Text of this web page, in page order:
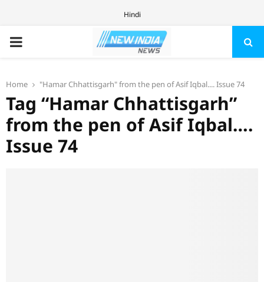
Hindi
PRIMARY
Home "Hamar Chhattisgarh" from the pen of Asif Iqbal.... Issue 74
Tag “Hamar Chhattisgarh”
from the pen of Asif Iqbal….
Issue 74